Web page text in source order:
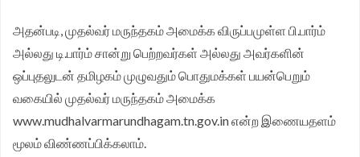
வழங்கப்பட்டது.
அதன்படி, முதல்வர் மருந்தகம் அமைக்க விருப்பமுள்ள பி.பார்ம்
அல்லது டி.பார்ம் சான்று பெற்றவர்கள் அல்லது அவர்களின்
ஒப்புதலுடன் தமிழகம் முழுவதும் பொதுமக்கள் பயன்பெறும்
வகையில் முதல்வர் மருந்தகம் அமைக்க
www.mudhalvarmarundhagam.tn.gov.in என்ற இணையதளம்
மூலம் விண்ணப்பிக்கலாம்.